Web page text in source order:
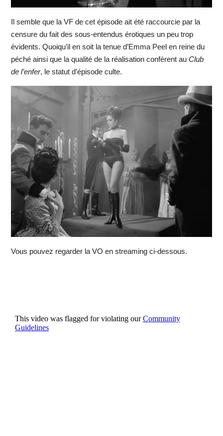
Il semble que la VF de cet épisode ait été raccourcie par la
censure du fait des sous-entendus érotiques un peu trop
évidents. Quoiqu’il en soit la tenue d’Emma Peel en reine du
péché ainsi que la qualité de la réalisation confèrent au Club
de l’enfer, le statut d’épisode culte.
Vous pouvez regarder la VO en streaming ci-dessous.